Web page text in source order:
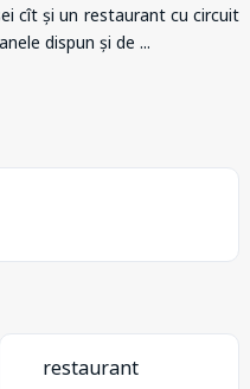
cît și un restaurant cu circuit
dispun și de ...
restaurant